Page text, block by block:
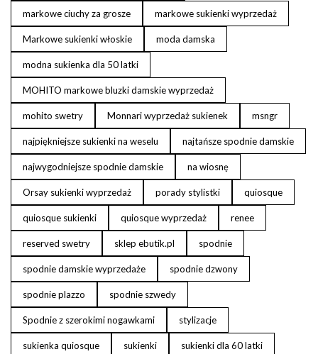
markowe ciuchy za grosze markowe sukienki wyprzedaż
Markowe sukienki włoskie moda damska
modna sukienka dla 50 latki
MOHITO markowe bluzki damskie wyprzedaż
mohito swetry Monnari wyprzedaż sukienek msngr
najpiękniejsze sukienki na weselu najtańsze spodnie damskie
najwygodniejsze spodnie damskie na wiosnę
Orsay sukienki wyprzedaż porady stylistki quiosque
quiosque sukienki quiosque wyprzedaż renee
reserved swetry sklep ebutik.pl spodnie
spodnie damskie wyprzedaże spodnie dzwony
spodnie plazzo spodnie szwedy
Spodnie z szerokimi nogawkami stylizacje
sukienka quiosque sukienki sukienki dla 60 latki